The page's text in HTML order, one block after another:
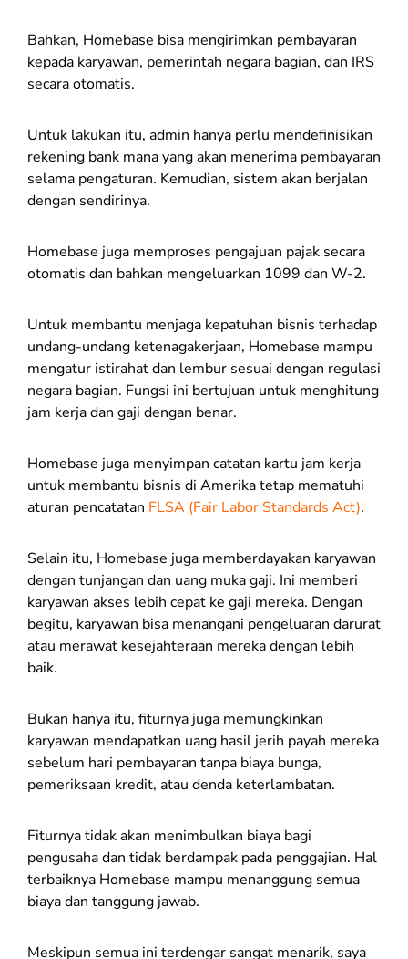
Bahkan, Homebase bisa mengirimkan pembayaran
kepada karyawan, pemerintah negara bagian, dan IRS
secara otomatis.
Untuk lakukan itu, admin hanya perlu mendefinisikan
rekening bank mana yang akan menerima pembayaran
selama pengaturan. Kemudian, sistem akan berjalan
dengan sendirinya.
Homebase juga memproses pengajuan pajak secara
otomatis dan bahkan mengeluarkan 1099 dan W-2.
Untuk membantu menjaga kepatuhan bisnis terhadap
undang-undang ketenagakerjaan, Homebase mampu
mengatur istirahat dan lembur sesuai dengan regulasi
negara bagian. Fungsi ini bertujuan untuk menghitung
jam kerja dan gaji dengan benar.
Homebase juga menyimpan catatan kartu jam kerja
untuk membantu bisnis di Amerika tetap mematuhi
aturan pencatatan FLSA (Fair Labor Standards Act).
Selain itu, Homebase juga memberdayakan karyawan
dengan tunjangan dan uang muka gaji. Ini memberi
karyawan akses lebih cepat ke gaji mereka. Dengan
begitu, karyawan bisa menangani pengeluaran darurat
atau merawat kesejahteraan mereka dengan lebih
baik.
Bukan hanya itu, fiturnya juga memungkinkan
karyawan mendapatkan uang hasil jerih payah mereka
sebelum hari pembayaran tanpa biaya bunga,
pemeriksaan kredit, atau denda keterlambatan.
Fiturnya tidak akan menimbulkan biaya bagi
pengusaha dan tidak berdampak pada penggajian. Hal
terbaiknya Homebase mampu menanggung semua
biaya dan tanggung jawab.
Meskipun semua ini terdengar sangat menarik, saya